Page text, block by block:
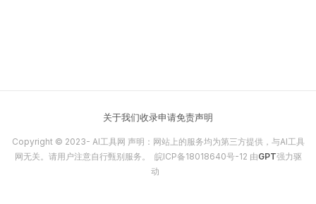
关于我们收录申请免责声明
Copyright © 2023- AI工具网 声明：网站上的服务均为第三方提供，与AI工具
网无关。请用户注意自行甄别服务。 皖ICP备18018640号-12 由GPT强力驱
动